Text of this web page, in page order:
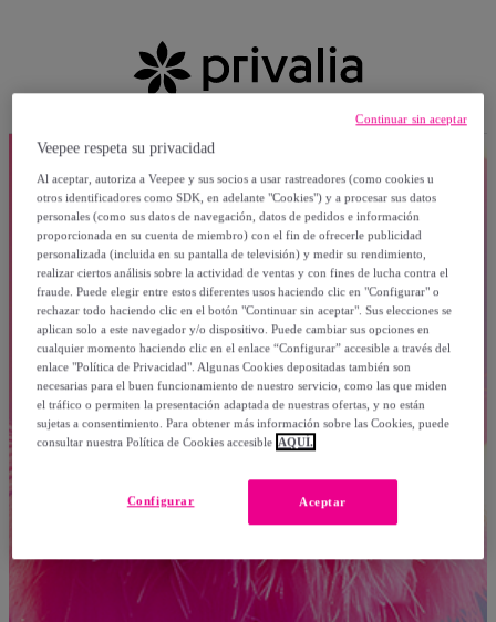
Veepee respeta su privacidad
Al aceptar, autoriza a Veepee y sus socios a usar rastreadores (como cookies u
otros identificadores como SDK, en adelante "Cookies") y a procesar sus datos
personales (como sus datos de navegación, datos de pedidos e información
proporcionada en su cuenta de miembro) con el fin de ofrecerle publicidad
personalizada (incluida en su pantalla de televisión) y medir su rendimiento,
realizar ciertos análisis sobre la actividad de ventas y con fines de lucha contra el
fraude. Puede elegir entre estos diferentes usos haciendo clic en "Configurar" o
rechazar todo haciendo clic en el botón "Continuar sin aceptar". Sus elecciones se
aplican solo a este navegador y/o dispositivo. Puede cambiar sus opciones en
cualquier momento haciendo clic en el enlace “Configurar” accesible a través del
enlace "Política de Privacidad". Algunas Cookies depositadas también son
necesarias para el buen funcionamiento de nuestro servicio, como las que miden
el tráfico o permiten la presentación adaptada de nuestras ofertas, y no están
sujetas a consentimiento. Para obtener más información sobre las Cookies, puede
consultar nuestra Política de Cookies accesible AQUÍ.
Aceptar
Configurar
Continuar sin aceptar